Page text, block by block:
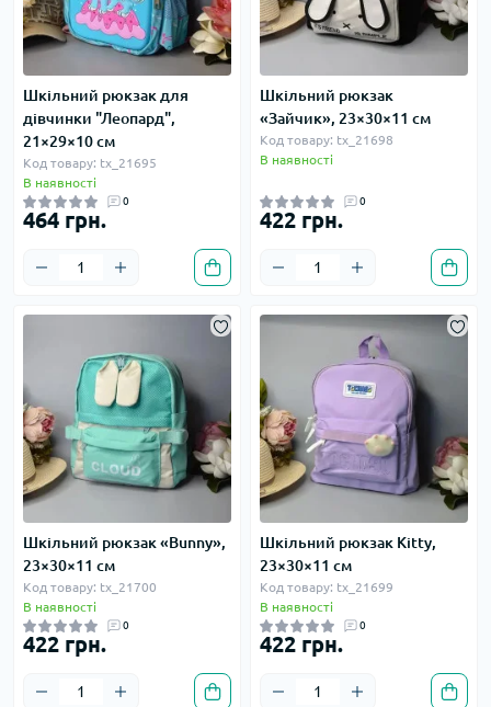
Шкільний рюкзак для
дівчинки "Леопард",
21×29×10 см
Код товару: tx_21695
В наявності
0
464 грн.
Шкільний рюкзак
«Зайчик», 23×30×11 см
Код товару: tx_21698
В наявності
0
422 грн.
Шкільний рюкзак «Bunny»,
23×30×11 см
Код товару: tx_21700
В наявності
0
422 грн.
Шкільний рюкзак Kitty,
23×30×11 см
Код товару: tx_21699
В наявності
0
422 грн.